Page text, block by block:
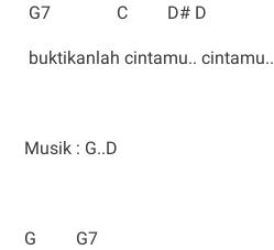
G7 C D# D
buktikanlah cintamu.. cintamu..
Musik : G..D
G G7